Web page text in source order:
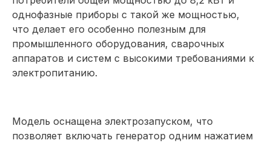
однофазные приборы с такой же мощностью,
что делает его особенно полезным для
промышленного оборудования, сварочных
аппаратов и систем с высокими требованиями к
электропитанию.
Модель оснащена электрозапуском, что
позволяет включать генератор одним нажатием